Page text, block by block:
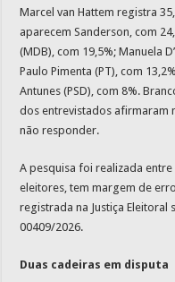
Marcel van Hattem registra
aparecem Sanderson, com
(MDB), com 19,5%; Manuela
Paulo Pimenta (PT), com
Antunes (PSD), com 8%.
dos entrevistados afirmaram
não responder.
A pesquisa foi realizada entre
eleitores, tem margem de
registrada na Justiça Eleitoral
00409/2026.
Duas cadeiras em disputa